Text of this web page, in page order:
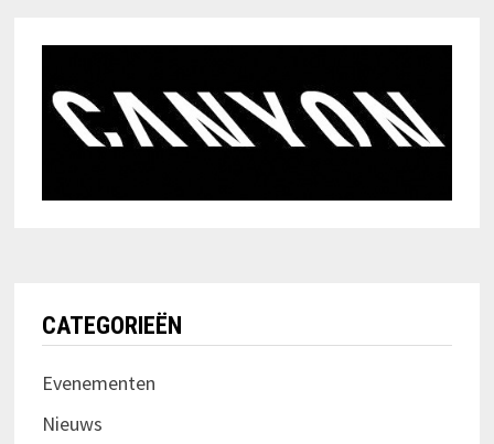
CATEGORIEËN
Evenementen
Nieuws